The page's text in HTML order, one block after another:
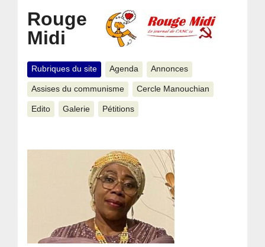
Rouge
Midi
Rubriques du site Agenda Annonces
Assises du communisme Cercle Manouchian
Edito Galerie Pétitions